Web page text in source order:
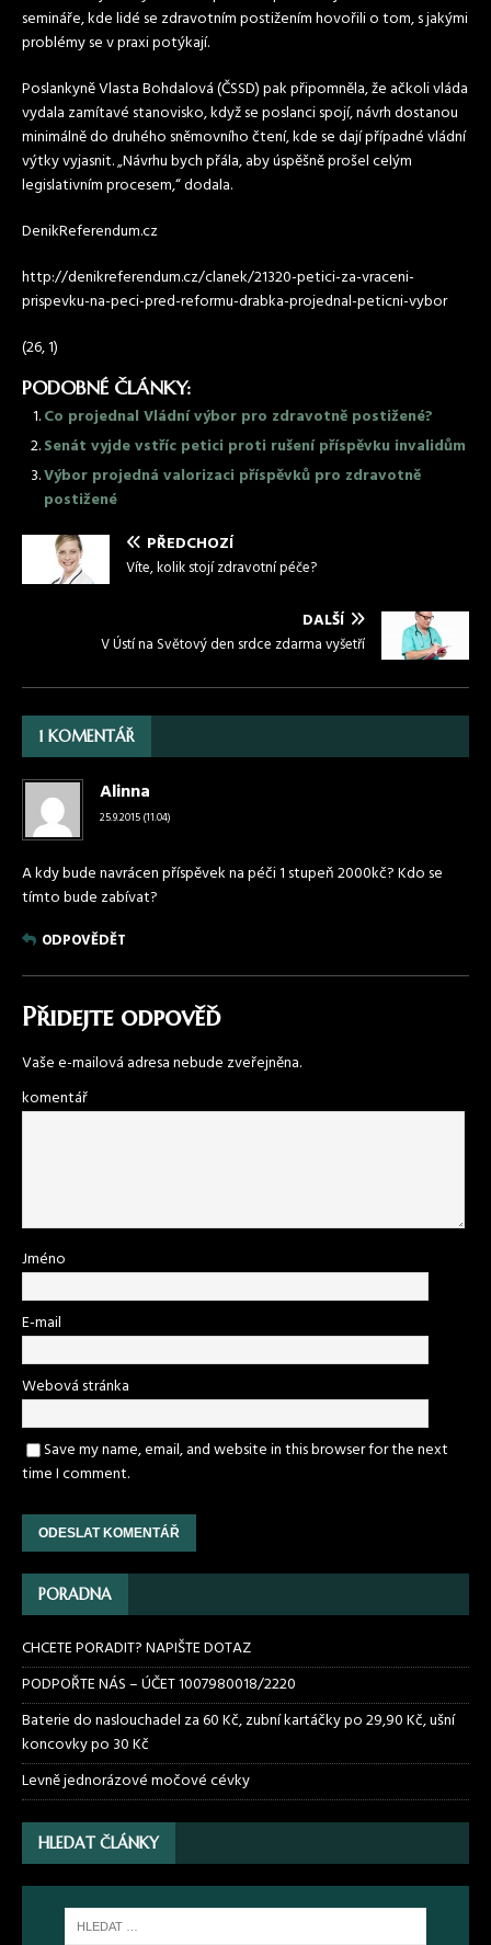
semináře, kde lidé se zdravotnímpostižením hovořili o tom, s jakými
problémy se v praxi potýkají.
Poslankyně Vlasta Bohdalová (ČSSD) pak připomněla, že ačkoli vláda
vydala zamítavé stanovisko, když se poslanci spojí, návrh dostanou
minimálně do druhého sněmovního čtení, kde se dají případné vládní
výtky vyjasnit. „Návrhu bych přála, aby úspěšně prošel celým
legislativním procesem,“ dodala.
DenikReferendum.cz
http://denikreferendum.cz/clanek/21320-petici-za-vraceni-
prispevku-na-peci-pred-reformu-drabka-projednal-peticni-vybor
(26, 1)
PODOBNÉ ČLÁNKY:
Co projednal Vládní výbor pro zdravotně postižené?
Senát vyjde vstříc petici proti rušení příspěvku invalidům
Výbor projedná valorizaci příspěvků pro zdravotně
postižené
PŘEDCHOZÍ
Víte, kolik stojí zdravotní péče?
DALŠÍ
V Ústí na Světový den srdce zdarma vyšetří
1 KOMENTÁŘ
Alinna
25.9.2015 (11.04)
A kdy bude navrácen příspěvek na péči 1 stupeň 2000kč? Kdo se
tímto bude zabívat?
ODPOVĚDĚT
Přidejte odpověď
Vaše e-mailová adresa nebude zveřejněna.
komentář
Jméno
E-mail
Webová stránka
Save my name, email, and website in this browser for the next
time I comment.
PORADNA
CHCETE PORADIT? NAPIŠTE DOTAZ
PODPOŘTE NÁS – ÚČET 1007980018/2220
Baterie do naslouchadel za 60 Kč, zubní kartáčky po 29,90 Kč, ušní
koncovky po 30 Kč
Levně jednorázové močové cévky
HLEDAT ČLÁNKY